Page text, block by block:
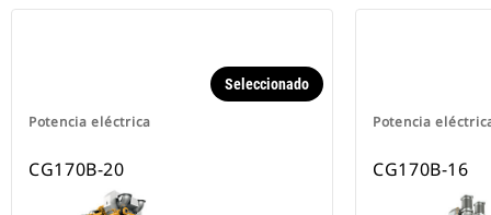
Potencia eléctrica
Seleccionado
CG170B-20
Potencia
CG170B-16